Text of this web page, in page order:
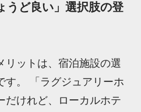
うど良い」選択肢の登
リットは、宿泊施設の選
す。 「ラグジュアリーホ
だけれど、ローカルホテ